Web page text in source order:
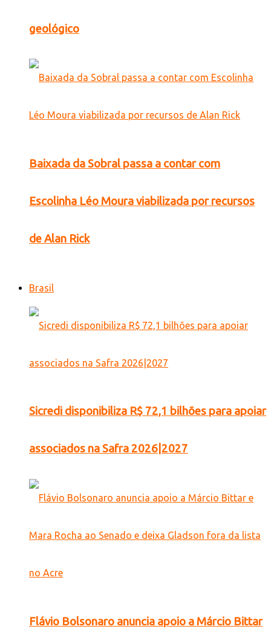
geológico
Baixada da Sobral passa a contar com
Escolinha Léo Moura viabilizada por recursos
de Alan Rick
Brasil
Sicredi disponibiliza R$ 72,1 bilhões para apoiar
associados na Safra 2026|2027
Flávio Bolsonaro anuncia apoio a Márcio Bittar